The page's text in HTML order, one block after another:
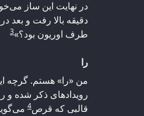
دقیقه بالا رفت و
طرف اوریون بود؟»3
را
من «را» هستم. گرچه
رویدادهای ذکر شده و
قالبی که قرص4